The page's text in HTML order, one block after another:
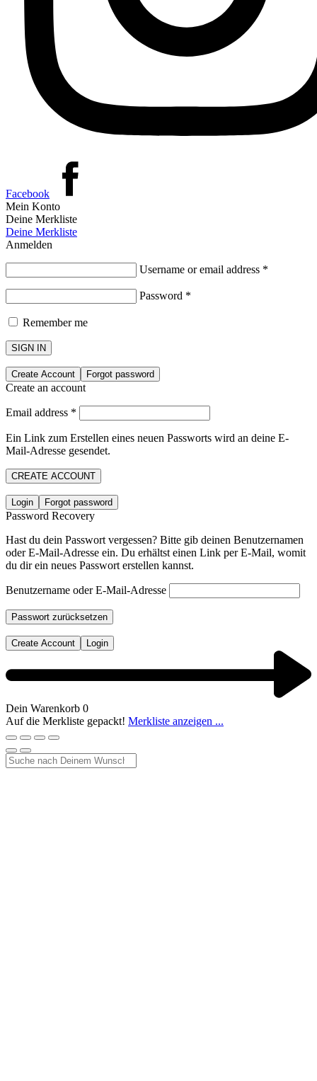
Facebook
Mein Konto
Deine Merkliste
Deine Merkliste
Anmelden
Username or email address *
Password *
Remember me
SIGN IN
Create Account Forgot password
Create an account
Email address *
Ein Link zum Erstellen eines neuen Passworts wird an deine E-
Mail-Adresse gesendet.
CREATE ACCOUNT
Login Forgot password
Password Recovery
Hast du dein Passwort vergessen? Bitte gib deinen Benutzernamen
oder E-Mail-Adresse ein. Du erhältst einen Link per E-Mail, womit
du dir ein neues Passwort erstellen kannst.
Benutzername oder E-Mail-Adresse
Passwort zurücksetzen
Create Account Login
Dein Warenkorb 0
Auf die Merkliste gepackt! Merkliste anzeigen ...